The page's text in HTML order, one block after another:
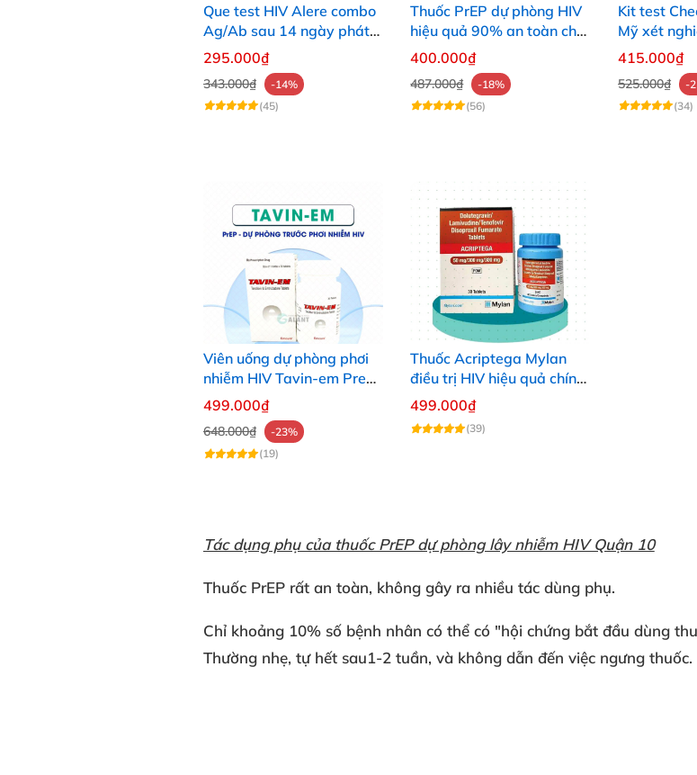
Que test HIV Alere combo
Ag/Ab sau 14 ngày phát
hiện HIV chính xác
295.000₫
343.000₫
-14%
(45)
Thuốc PrEP dự phòng HIV
hiệu quả 90% an toàn cho
người dùng
400.000₫
487.000₫
-18%
(56)
Kit test
Mỹ xét
xác tại nhà
415.000₫
525.000₫
-
(34)
Viên uống dự phòng phơi
nhiễm HIV Tavin-em Prep
lọ 30 viên an toàn
499.000₫
648.000₫
-23%
(19)
Thuốc Acriptega Mylan
điều trị HIV hiệu quả chính
hãng 30v
499.000₫
(39)
Tác dụng phụ của thuốc PrEP dự phòng lây nhiễm HIV Quận 10
Thuốc PrEP rất an toàn, không gây ra nhiều tác dùng phụ.
Chỉ khoảng 10% số bệnh nhân có thể có "hội chứng bắt đầu dùng
Thường nhẹ, tự hết sau1-2 tuần, và không dẫn đến việc ngưng thuốc.